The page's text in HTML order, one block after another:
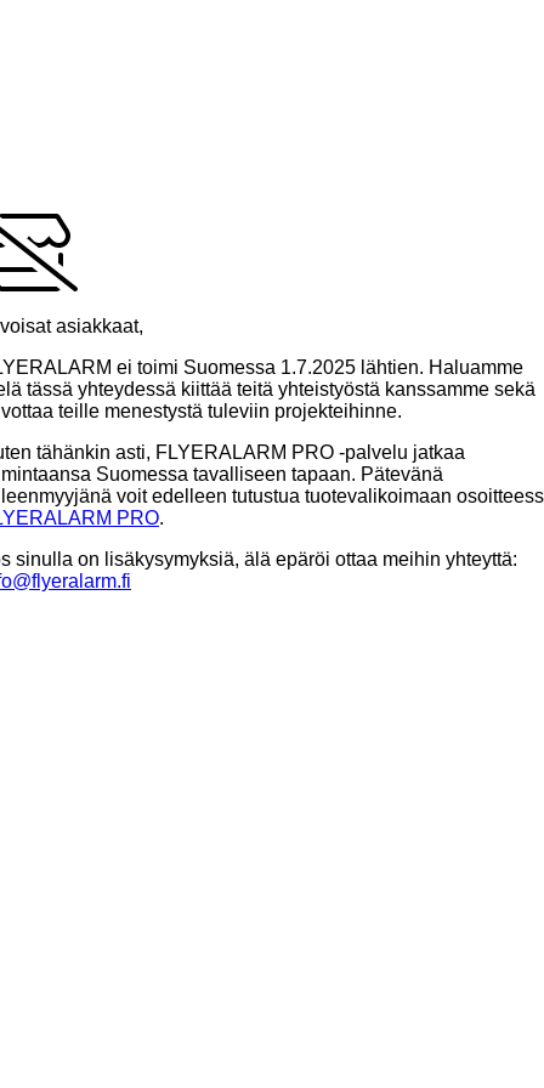
asiakkaat,
ei toimi Suomessa 1.7.2025 lähtien. Haluamme
tässä yhteydessä kiittää teitä yhteistyöstä kanssamme sekä
teille menestystä tuleviin projekteihinne.
tähänkin asti, FLYERALARM PRO -palvelu jatkaa
Suomessa tavalliseen tapaan. Pätevänä
voit edelleen tutustua tuotevalikoimaan
PRO.
sinulla on lisäkysymyksiä, älä epäröi ottaa meihin yhteyttä: